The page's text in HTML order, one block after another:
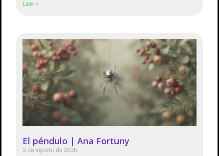
Leer »
El péndulo | Ana Fortuny
2 de agosto de 2026